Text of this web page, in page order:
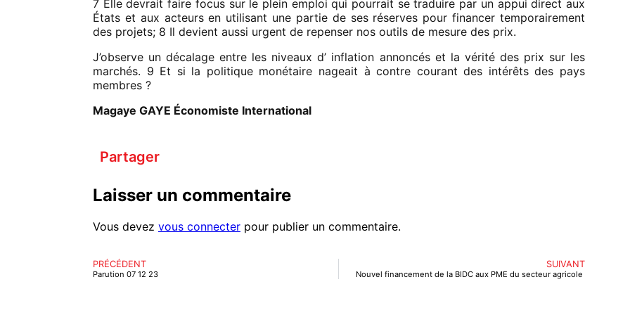
7 Elle devrait faire focus sur le plein emploi qui pourrait se traduire par un appui direct aux
États et aux acteurs en utilisant une partie de ses réserves pour financer temporairement
des projets; 8 Il devient aussi urgent de repenser nos outils de mesure des prix.
J’observe un décalage entre les niveaux d’ inflation annoncés et la vérité des prix sur les
marchés. 9 Et si la politique monétaire nageait à contre courant des intérêts des pays
membres ?
Magaye GAYE Économiste International
Partager
Laisser un commentaire
Vous devez vous connecter pour publier un commentaire.
PRÉCÉDENT
Parution 07 12 23
SUIVANT
Nouvel financement de la BIDC aux PME du secteur agricole